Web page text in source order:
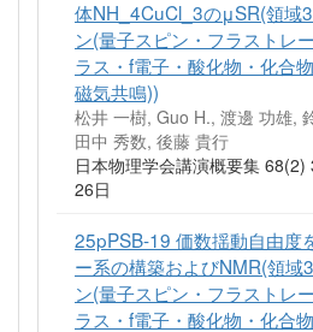
体NH_4CuCl_3のμSR(領域
ン(量子スピン・フラストレ
ラス・f電子・酸化物・化合
磁気共鳴))
松井 一樹, Guo H., 渡邊 功雄,
田中 秀数, 後藤 貴行
日本物理学会講演概要集
26日
25pPSB-19 価数揺動自由度
ー系の構築およびNMR(領域
ン(量子スピン・フラストレ
ラス・f電子・酸化物・化合